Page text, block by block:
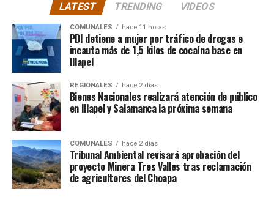
LATEST TRENDING VIDEOS
COMUNALES hace 11 horas
PDI detiene a mujer por tráfico de drogas e
incauta más de 1,5 kilos de cocaína base en
Illapel
REGIONALES hace 2 días
Bienes Nacionales realizará atención de público
en Illapel y Salamanca la próxima semana
COMUNALES hace 2 días
Tribunal Ambiental revisará aprobación del
proyecto Minera Tres Valles tras reclamación
de agricultores del Choapa